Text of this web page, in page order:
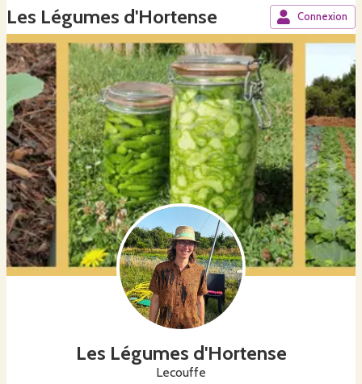
Les Légumes d'Hortense Connexion
Les Légumes d'Hortense
Lecouffe